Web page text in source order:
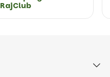
RajClub